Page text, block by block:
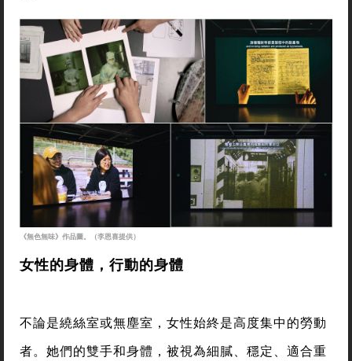
《無色無味》作品圖。（李恩喜提供）
女性的身體，行動的身體
不論是繞絲室或無塵室，女性始終是高度集中的勞動
者。她們的雙手和身體，被視為細膩、穩定、適合重